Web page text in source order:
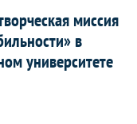
миссия
в
университете